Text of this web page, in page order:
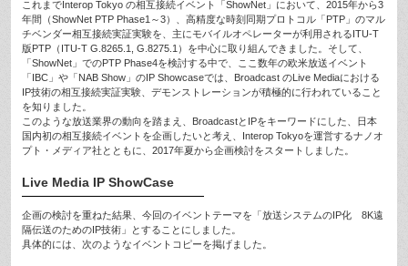
これまでInterop Tokyo の相互接続イベント「ShowNet」において、2015年から3
年間（ShowNet PTP Phase1～3）、高精度な時刻同期プロトコル「PTP」のマル
チベンダー相互接続実証実験を、主にモバイルオペレーターが利用されるITU-T
版PTP（ITU-T G.8265.1, G.8275.1）を中心に取り組んできました。そして、
「ShowNet」でのPTP Phase4を検討する中で、ここ数年の欧米放送イベント
「IBC」や「NAB Show」のIP Showcaseでは、Broadcast のLive Mediaにおける
IP技術の相互接続実証実験、デモンストレーションが積極的に行われていること
を知りました。
このような放送業界の動向を踏まえ、BroadcastとIPをキーワードにした、日本
国内初の相互接続イベントを企画したいと考え、Interop Tokyoを運営するナノオ
プト・メディア社とともに、2017年夏から企画検討をスタートしました。
Live Media IP ShowCase
企画の検討を重ねた結果、今回のイベントテーマを「放送システムのIP化 8K遠
隔伝送のためのIP技術」とすることにしました。
具体的には、次のようなイベントコピーを掲げました。